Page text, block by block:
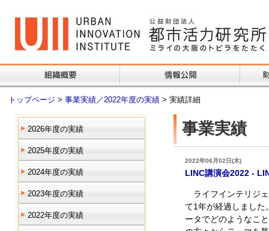
トップページ > 事業実績／2022年度の実績 > 実績詳細
2026年度の実績
2025年度の実績
2024年度の実績
2023年度の実績
2022年度の実績
事業実績
2022年06月02日(木)
LINC講演会2022 -
ライフインテリジ
て1年が経過しました
ータでどのようなこ